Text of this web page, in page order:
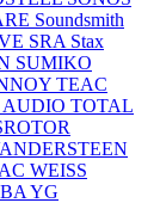
Soundsmith
SRA Stax
SUMIKO
TEAC
TOTAL
WEISS
YG